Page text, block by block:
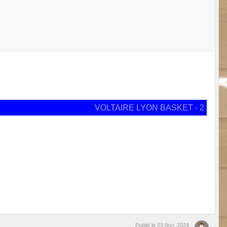
VOLTAIRE LYON BASKET - 2
Publié le 03 févr. 2024